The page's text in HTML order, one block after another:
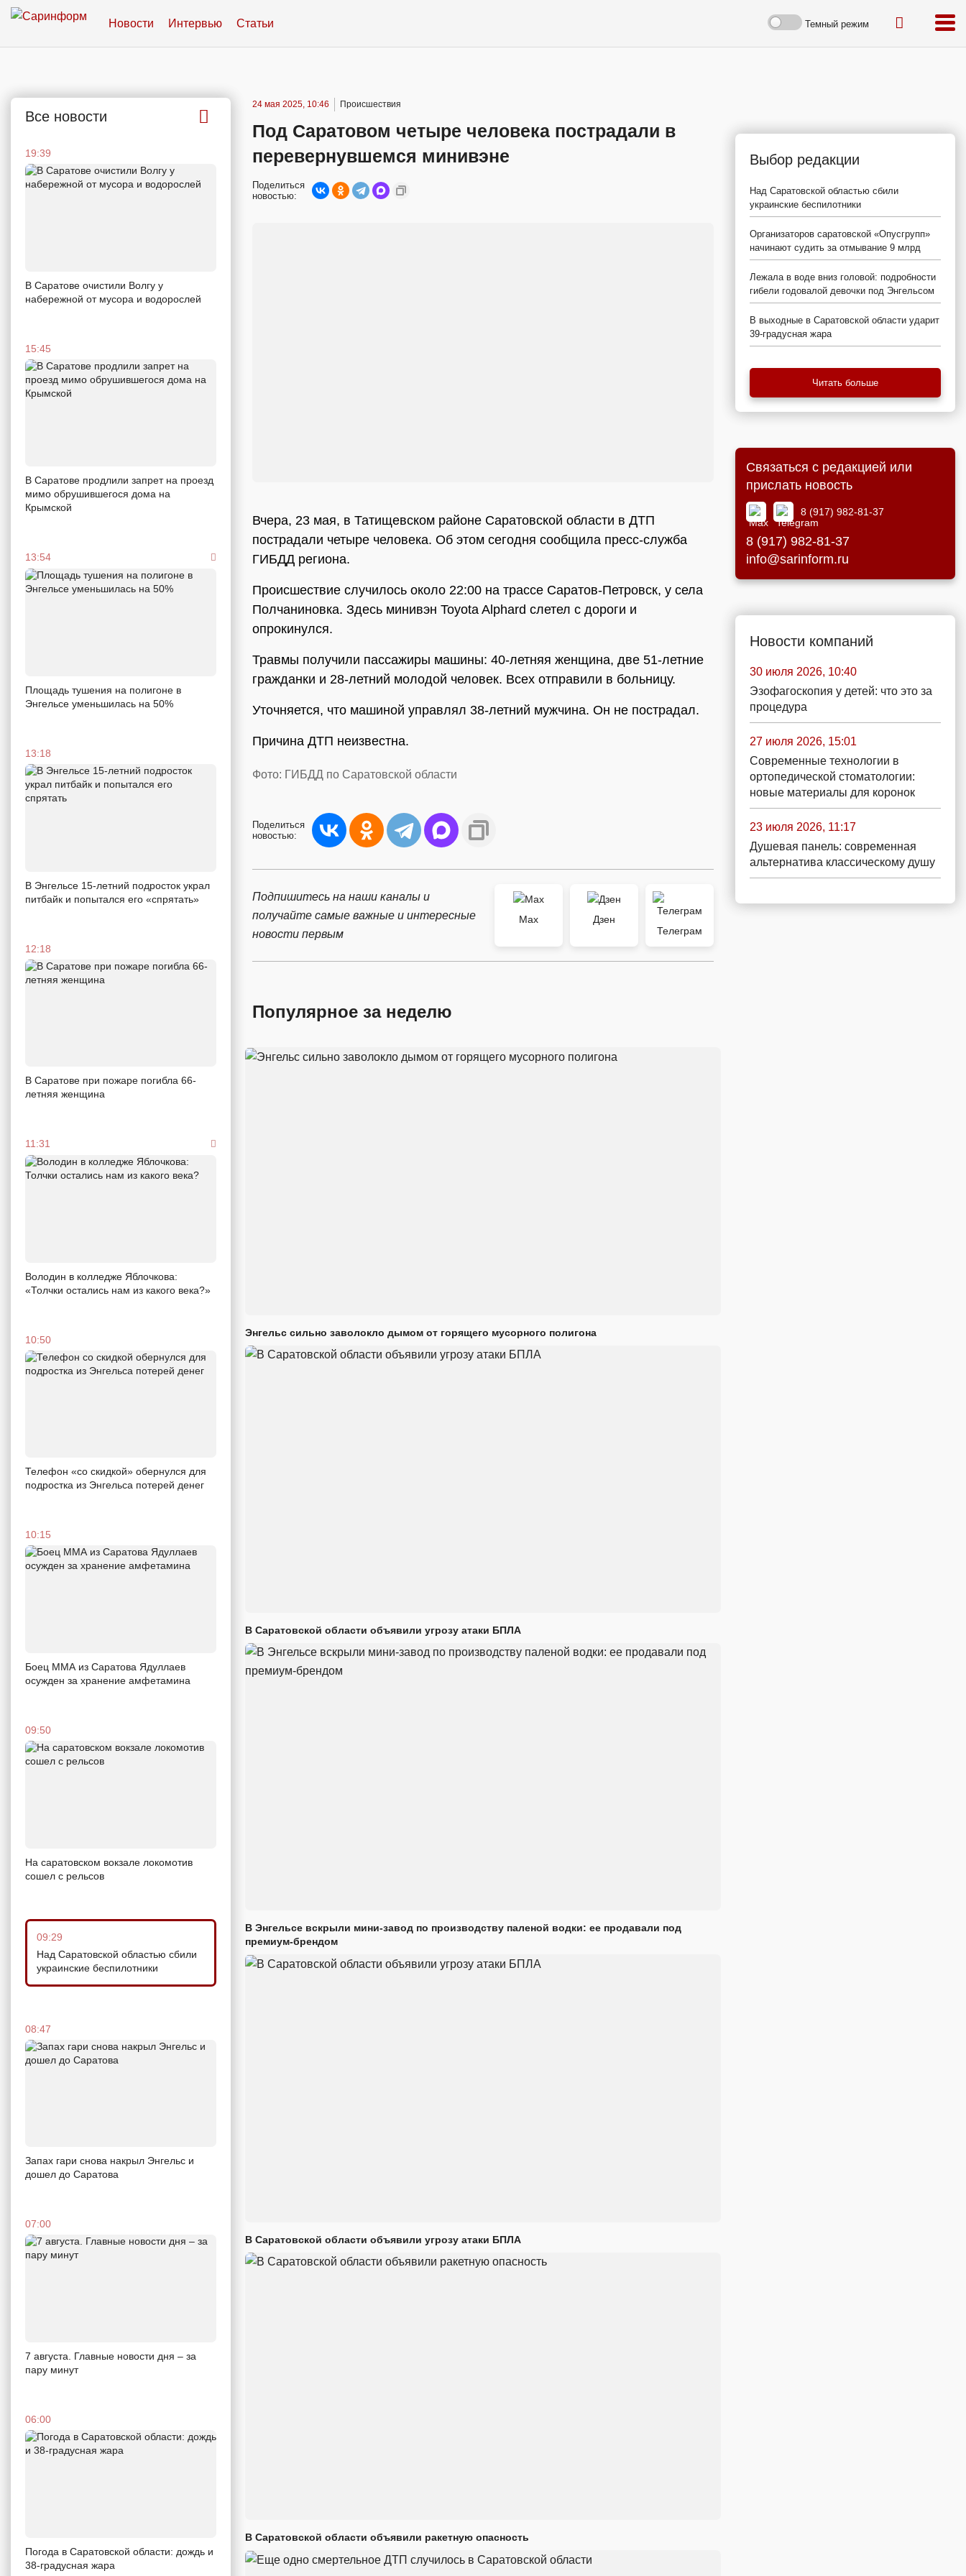
Новости Интервью Статьи Темный режим
Все новости
19:39
В Саратове очистили Волгу у
набережной от мусора и водорослей
15:45
В Саратове продлили запрет на проезд
мимо обрушившегося дома на
Крымской
13:54
Площадь тушения на полигоне в
Энгельсе уменьшилась на 50%
13:18
В Энгельсе 15-летний подросток украл
питбайк и попытался его «спрятать»
12:18
В Саратове при пожаре погибла 66-
летняя женщина
11:31
Володин в колледже Яблочкова:
«Толчки остались нам из какого века?»
10:50
Телефон «со скидкой» обернулся для
подростка из Энгельса потерей денег
10:15
Боец ММА из Саратова Ядуллаев
осужден за хранение амфетамина
09:50
На саратовском вокзале локомотив
сошел с рельсов
09:29
Над Саратовской областью сбили
украинские беспилотники
08:47
Запах гари снова накрыл Энгельс и
дошел до Саратова
07:00
7 августа. Главные новости дня – за
пару минут
06:00
Погода в Саратовской области: дождь и
38-градусная жара
24 мая 2025, 10:46 Происшествия
Под Саратовом четыре человека пострадали в
перевернувшемся минивэне
Поделиться
новостью:
Вчера, 23 мая, в Татищевском районе Саратовской области в ДТП
пострадали четыре человека. Об этом сегодня сообщила пресс-служба
ГИБДД региона.
Происшествие случилось около 22:00 на трассе Саратов-Петровск, у села
Полчаниновка. Здесь минивэн Toyota Alphard слетел с дороги и
опрокинулся.
Травмы получили пассажиры машины: 40-летняя женщина, две 51-летние
гражданки и 28-летний молодой человек. Всех отправили в больницу.
Уточняется, что машиной управлял 38-летний мужчина. Он не пострадал.
Причина ДТП неизвестна.
Фото: ГИБДД по Саратовской области
Поделиться
новостью:
Подпишитесь на наши каналы и
получайте самые важные и интересные
новости первым
Max
Дзен
Телеграм
Популярное за неделю
Энгельс сильно заволокло дымом от горящего мусорного полигона
В Саратовской области объявили угрозу атаки БПЛА
В Энгельсе вскрыли мини-завод по производству паленой водки: ее продавали под
премиум-брендом
В Саратовской области объявили угрозу атаки БПЛА
В Саратовской области объявили ракетную опасность
Выбор редакции
Над Саратовской областью сбили
украинские беспилотники
Организаторов саратовской «Опусгрупп»
начинают судить за отмывание 9 млрд
Лежала в воде вниз головой: подробности
гибели годовалой девочки под Энгельсом
В выходные в Саратовской области ударит
39-градусная жара
Читать больше
Связаться с редакцией или
прислать новость
8 (917) 982-81-37
8 (917) 982-81-37
info@sarinform.ru
Новости компаний
30 июля 2026, 10:40
Эзофагоскопия у детей: что это за
процедура
27 июля 2026, 15:01
Современные технологии в
ортопедической стоматологии:
новые материалы для коронок
23 июля 2026, 11:17
Душевая панель: современная
альтернатива классическому душу